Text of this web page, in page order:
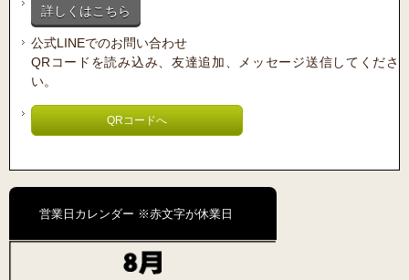
詳しくはこちら
公式LINEでのお問い合わせ
QRコードを読み込み、友達追加、メッセージ送信してくださ
い。
QRコードへ
営業日カレンダー ※赤文字が休業日